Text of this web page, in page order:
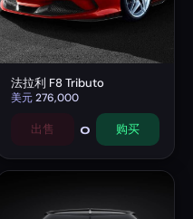
法拉利 F8 Tributo
美元276,000
出售 0 购买